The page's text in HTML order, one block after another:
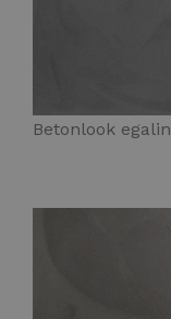
Betonlook